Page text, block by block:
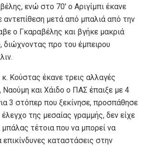
ενώ στο 70′ ο Αριγίμπι έκανε
αντεπίθεση μετά από μπαλιά από την
ο Γκαραβέλης και βγήκε μακριά
διώχνοντας προ του έμπειρου
Κούστας έκανε τρεις αλλαγές
και Χάιδο ο ΠΑΣ έπαιξε με 4
3 στόπερ που ξεκίνησε, προσπάθησε
της μεσαίας γραμμής, δεν είχε
τέτοια που να μπορεί να
επικίνδυνες καταστάσεις στην